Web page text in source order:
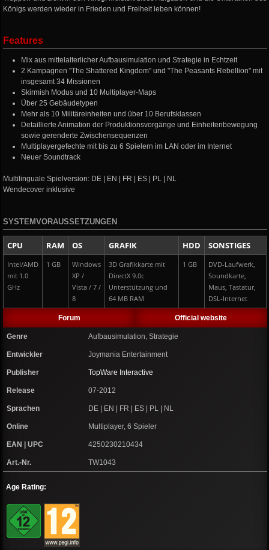
Königs werden wieder in Frieden und Freiheit leben können!
Features
Mix aus mittelalterlicher Aufbausimulation und Strategie in Echtzeit
2 Kampagnen "The Shattered Kingdom" und "The Peasants Rebellion" mit
insgesamt 34 Missionen
Skirmish Modus und 10 Multiplayer-Maps
Über 25 Gebäudetypen
Mehr als 10 Militäreinheiten und über 10 Berufsklassen
Detaillierte Animation der Produktionsvorgänge und Einheitenbewegung
sowie gerenderte Zwischensequenzen
Multiplayergefechte mit bis zu 6 Spielern im LAN oder im Internet
Neuer Soundtrack
Multilinguale Spielversion: DE | EN | FR | ES | PL | NL
Wendecover inklusive
SYSTEMVORAUSSETZUNGEN
CPU RAM OS GRAFIK HDD SONSTIGES
Intel/AMD
mit 1.0
GHz
1 GB
Windows
XP /
Vista / 7 /
8
3D Grafikkarte mit
DirectX 9.0c
Unterstützung und
64 MB RAM
1 GB
DVD-Laufwerk,
Soundkarte,
Maus, Tastatur,
DSL-Internet
Forum Official website
Genre Aufbausimulation, Strategie
Entwickler Joymania Entertainment
Publisher TopWare Interactive
Release 07-2012
Sprachen DE | EN | FR | ES | PL | NL
Online Multiplayer, 6 Spieler
EAN | UPC 4250230210434
Art.-Nr. TW1043
Age Rating: